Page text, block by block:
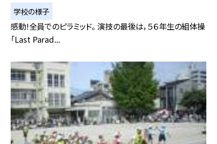
学校の様子
感動!全員でのピラミッド。 演技の最後は，５６年生の組体操
「Last Parad...